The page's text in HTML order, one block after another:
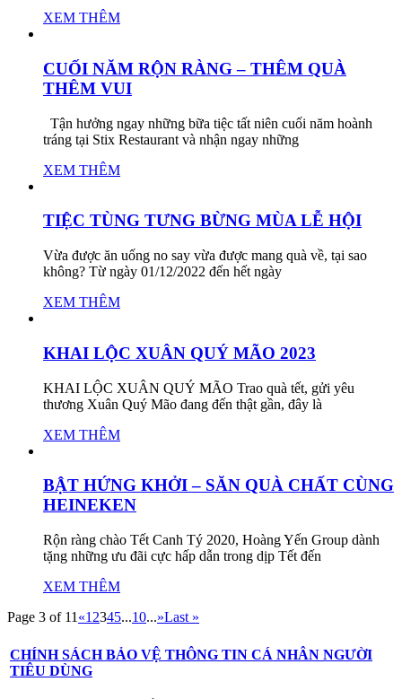
XEM THÊM
CUỐI NĂM RỘN RÀNG – THÊM QUÀ
THÊM VUI
Tận hưởng ngay những bữa tiệc tất niên cuối năm hoành
tráng tại Stix Restaurant và nhận ngay những
XEM THÊM
TIỆC TÙNG TƯNG BỪNG MÙA LỄ HỘI
Vừa được ăn uống no say vừa được mang quà về, tại sao
không? Từ ngày 01/12/2022 đến hết ngày
XEM THÊM
KHAI LỘC XUÂN QUÝ MÃO 2023
KHAI LỘC XUÂN QUÝ MÃO Trao quà tết, gửi yêu
thương Xuân Quý Mão đang đến thật gần, đây là
XEM THÊM
BẬT HỨNG KHỞI – SĂN QUÀ CHẤT CÙNG
HEINEKEN
Rộn ràng chào Tết Canh Tý 2020, Hoàng Yến Group dành
tặng những ưu đãi cực hấp dẫn trong dịp Tết đến
XEM THÊM
Page 3 of 11 «1 2345...10...»Last »
CHÍNH SÁCH BẢO VỆ THÔNG TIN CÁ NHÂN NGƯỜI
TIÊU DÙNG